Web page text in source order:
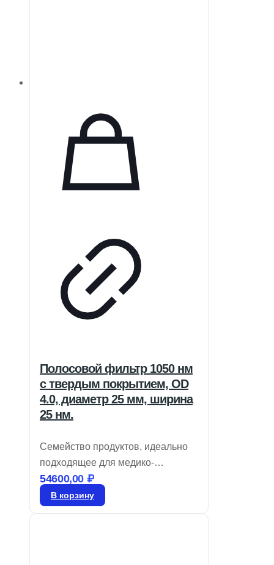
Полосовой фильтр 1050 нм
с твердым покрытием, OD
4.0, диаметр 25 мм, ширина
25 нм.
Семейство продуктов, идеально
подходящее для медико-
биологических приборов,
отличается высоким уровнем
54600,00 ₽
В корзину